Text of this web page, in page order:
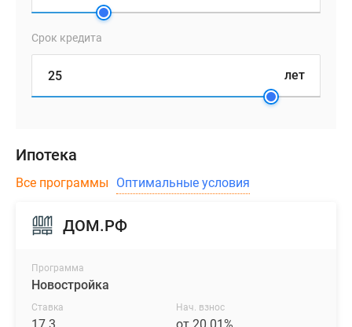
Срок кредита
лет
Ипотека
Все программы Оптимальные условия
ДОМ.РФ
Программа
Новостройка
Ставка Нач. взнос